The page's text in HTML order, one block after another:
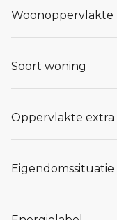
Woonoppervlakte
Soort woning
Oppervlakte extra
Eigendomssituatie